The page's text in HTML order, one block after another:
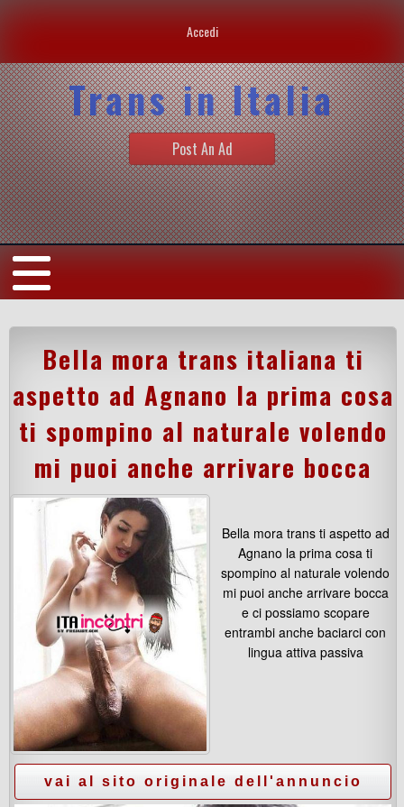
Accedi
Trans in Italia
Post An Ad
Bella mora trans italiana ti
aspetto ad Agnano la prima cosa
ti spompino al naturale volendo
mi puoi anche arrivare bocca
Bella mora trans ti aspetto ad
Agnano la prima cosa ti
spompino al naturale volendo
mi puoi anche arrivare bocca
e ci possiamo scopare
entrambi anche baciarci con
lingua attiva passiva